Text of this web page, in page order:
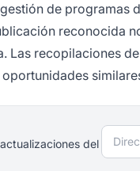
de programas
reconocida
Las recopilaciones
del